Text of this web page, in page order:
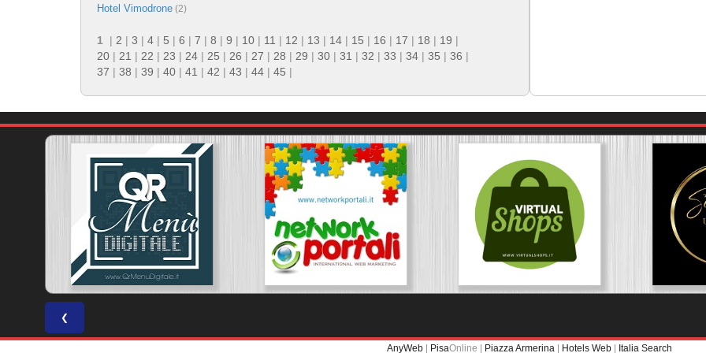
Hotel Vimodrone (2)
1 | 2 | 3 | 4 | 5 | 6 | 7 | 8 | 9 | 10 | 11 | 12 | 13 | 14 | 15 | 16 | 17 | 18 | 19 |
20 | 21 | 22 | 23 | 24 | 25 | 26 | 27 | 28 | 29 | 30 | 31 | 32 | 33 | 34 | 35 | 36 |
37 | 38 | 39 | 40 | 41 | 42 | 43 | 44 | 45 |
❮
AnyWeb | PisaOnline | Piazza Armerina | Hotels Web | Italia Search